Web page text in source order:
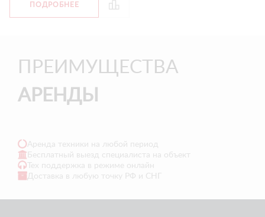
ПОДРОБНЕЕ
ПРЕИМУЩЕСТВА
АРЕНДЫ
Аренда техники на любой период
Бесплатный выезд специалиста на объект
Тех поддержка в режиме онлайн
Доставка в любую точку РФ и СНГ